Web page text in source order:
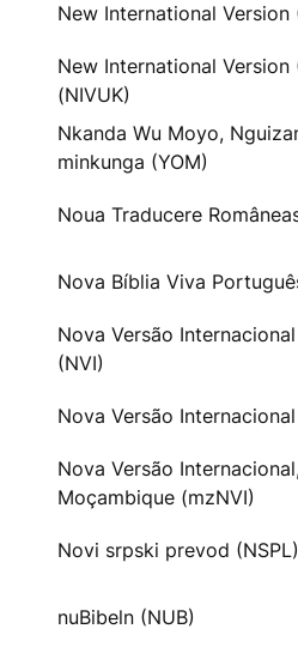
New International Version
New International Version
(NIVUK)
Nkanda Wu Moyo,
minkunga (YOM)
Noua Traducere
Nova Bíblia Viva
Nova Versão
(NVI)
Nova Versão Internacional
Nova Versão
Moçambique (mzNVI)
Novi srpski prevod (NSPL)
nuBibeln (NUB)